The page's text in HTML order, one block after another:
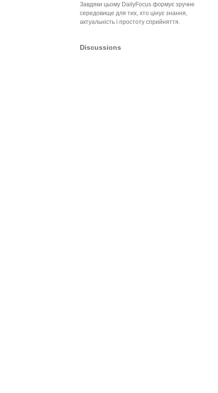
Завдяки цьому DailyFocus формує зручне
середовище для тих, хто цінує знання,
актуальність і простоту сприйняття.
Discussions